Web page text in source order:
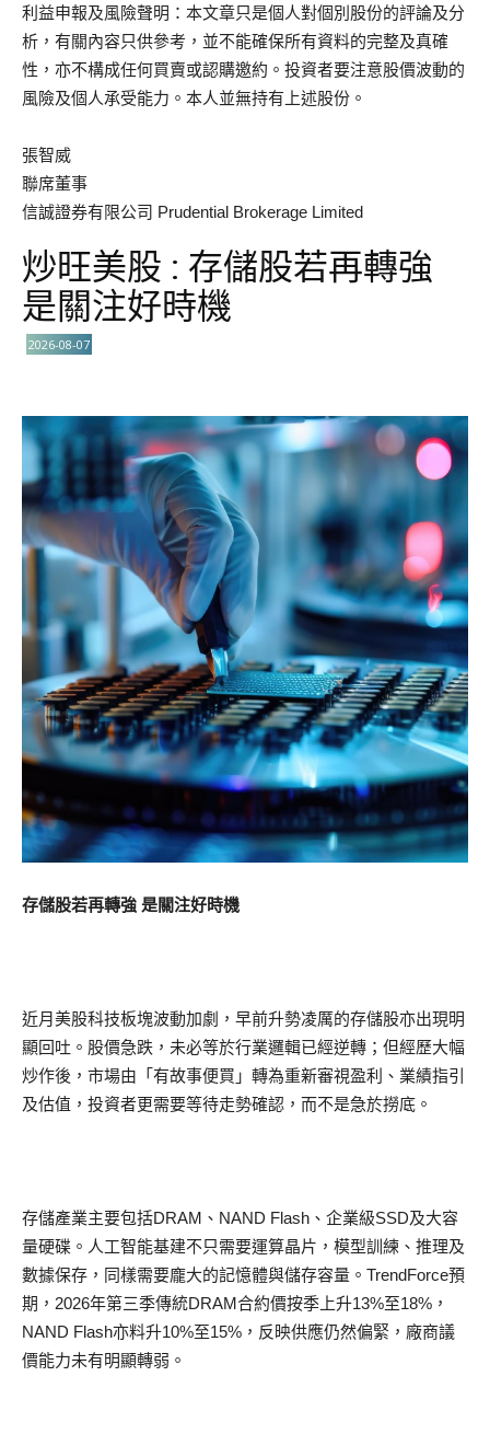
利益申報及風險聲明：本文章只是個人對個別股份的評論及分
析，有關內容只供參考，並不能確保所有資料的完整及真確
性，亦不構成任何買賣或認購邀約。投資者要注意股價波動的
風險及個人承受能力。本人並無持有上述股份。
張智威
聯席董事
信誠證券有限公司 Prudential Brokerage Limited
炒旺美股 : 存儲股若再轉強
是關注好時機
2026-08-07
存儲股若再轉強 是關注好時機
近月美股科技板塊波動加劇，早前升勢凌厲的存儲股亦出現明
顯回吐。股價急跌，未必等於行業邏輯已經逆轉；但經歷大幅
炒作後，市場由「有故事便買」轉為重新審視盈利、業績指引
及估值，投資者更需要等待走勢確認，而不是急於撈底。
存儲產業主要包括DRAM、NAND Flash、企業級SSD及大容
量硬碟。人工智能基建不只需要運算晶片，模型訓練、推理及
數據保存，同樣需要龐大的記憶體與儲存容量。TrendForce預
期，2026年第三季傳統DRAM合約價按季上升13%至18%，
NAND Flash亦料升10%至15%，反映供應仍然偏緊，廠商議
價能力未有明顯轉弱。